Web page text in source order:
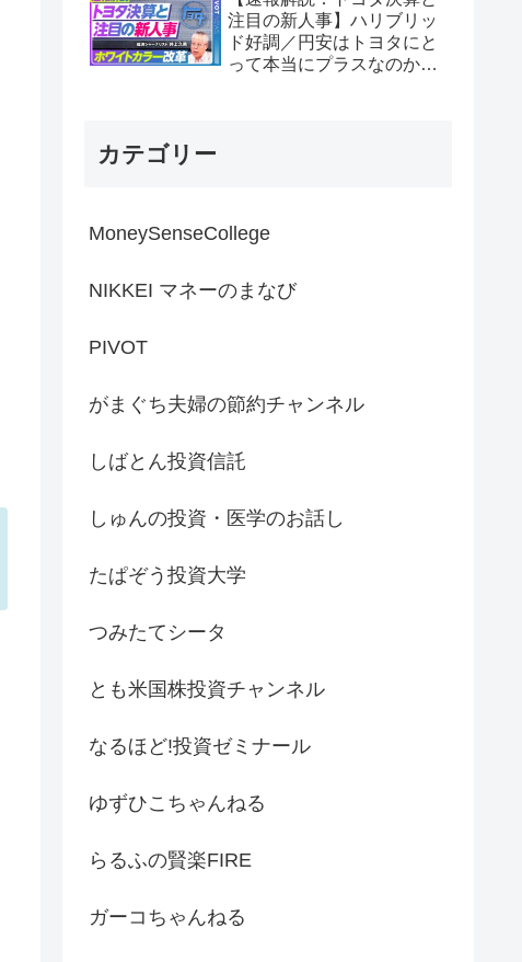
注目の新人事】ハリブリッ
ド好調／円安はトヨタにと
って本当にプラスなのか？
カテゴリー
MoneySenseCollege
NIKKEI マネーのまなび
PIVOT
がまぐち夫婦の節約チャンネル
しばとん投資信託
しゅんの投資・医学のお話し
たぱぞう投資大学
つみたてシータ
とも米国株投資チャンネル
なるほど!投資ゼミナール
ゆずひこちゃんねる
らるふの賢楽FIRE
ガーコちゃんねる